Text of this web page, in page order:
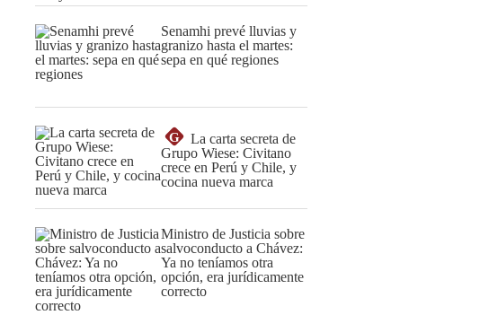
Senamhi prevé lluvias y
granizo hasta el martes:
sepa en qué regiones
G
La carta secreta de
Grupo Wiese: Civitano
crece en Perú y Chile, y
cocina nueva marca
Ministro de Justicia sobre
salvoconducto a Chávez:
Ya no teníamos otra
opción, era jurídicamente
correcto